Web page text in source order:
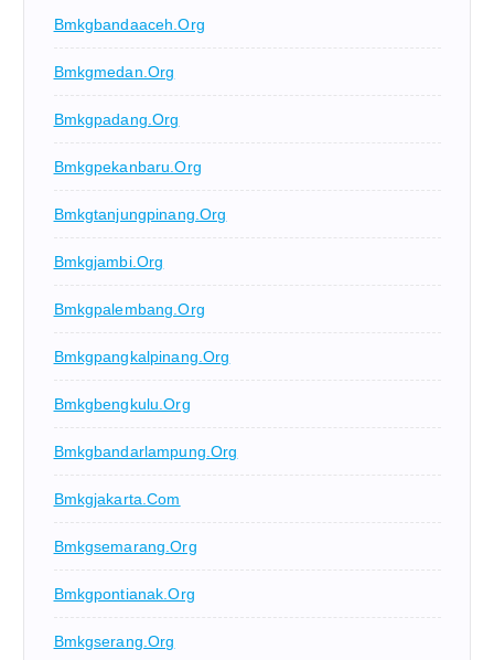
Bmkgbandaaceh.org
Bmkgmedan.org
Bmkgpadang.org
Bmkgpekanbaru.org
Bmkgtanjungpinang.org
Bmkgjambi.org
Bmkgpalembang.org
Bmkgpangkalpinang.org
Bmkgbengkulu.org
Bmkgbandarlampung.org
Bmkgjakarta.com
Bmkgsemarang.org
Bmkgpontianak.org
Bmkgserang.org